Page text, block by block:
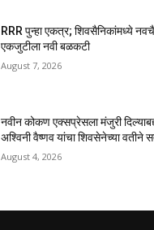
RRR पुन्हा एकत्र; शिवसैनिकांमध्ये
एकजुटीला नवी बळकटी
August 7, 2026
नवीन कोकण एक्सप्रेसला मंजुरी
अश्विनी वैष्णव यांचा शिवसेनेच्या वतीने
August 4, 2026